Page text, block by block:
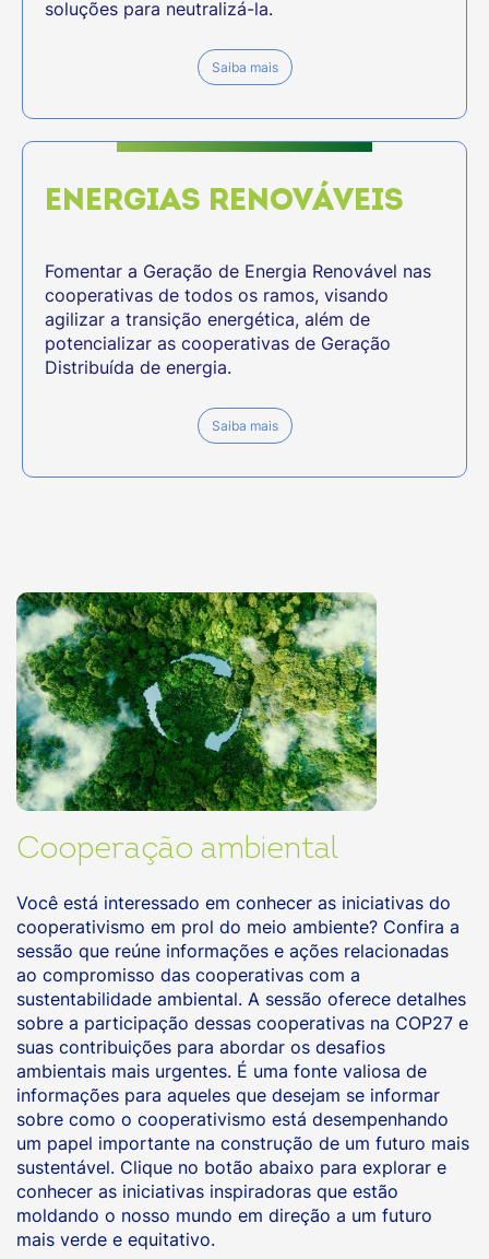
soluções para neutralizá-la.
Saiba mais
ENERGIAS RENOVÁVEIS
Fomentar a Geração de Energia Renovável nas
cooperativas de todos os ramos, visando
agilizar a transição energética, além de
potencializar as cooperativas de Geração
Distribuída de energia.
Saiba mais
Cooperação ambiental
Você está interessado em conhecer as iniciativas do
cooperativismo em prol do meio ambiente? Confira a
sessão que reúne informações e ações relacionadas
ao compromisso das cooperativas com a
sustentabilidade ambiental. A sessão oferece detalhes
sobre a participação dessas cooperativas na COP27 e
suas contribuições para abordar os desafios
ambientais mais urgentes. É uma fonte valiosa de
informações para aqueles que desejam se informar
sobre como o cooperativismo está desempenhando
um papel importante na construção de um futuro mais
sustentável. Clique no botão abaixo para explorar e
conhecer as iniciativas inspiradoras que estão
moldando o nosso mundo em direção a um futuro
mais verde e equitativo.